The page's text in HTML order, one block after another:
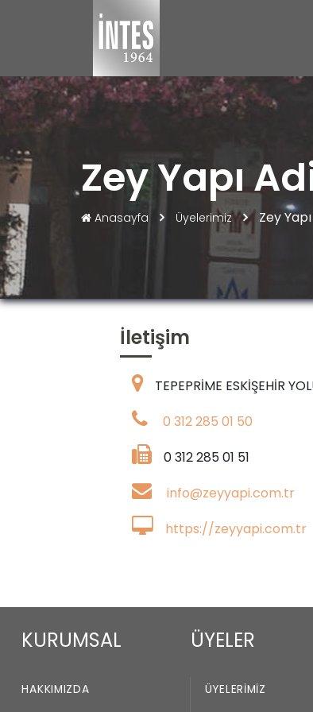
Zey Yapı
Anasayfa Üyelerimiz Zey
İletişim
TEPEPRİME ESKİŞEHİR
0 312 285 01 50
0 312 285 01 51
info@zeyyapi.com.tr
https://zeyyapi.com.tr
KURUMSAL
HAKKIMIZDA
ÜYELER
ÜYELERIMIZ